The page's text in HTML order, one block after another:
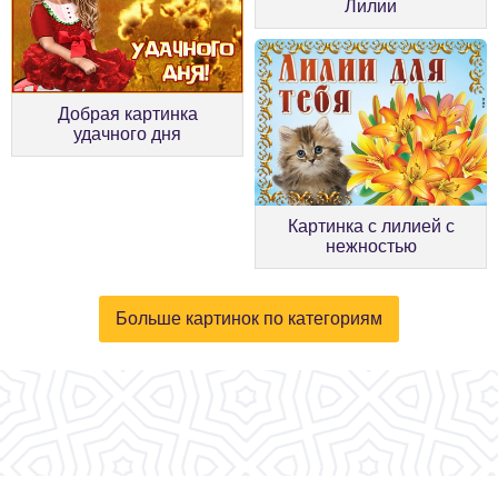
Лилии
Добрая картинка
удачного дня
Картинка с лилией с
нежностью
Больше картинок по категориям